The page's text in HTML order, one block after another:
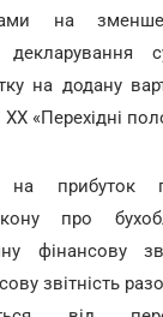
на
декларування
на додану
ХХ «Перехідні
прибуток
про
фінансову
звітність